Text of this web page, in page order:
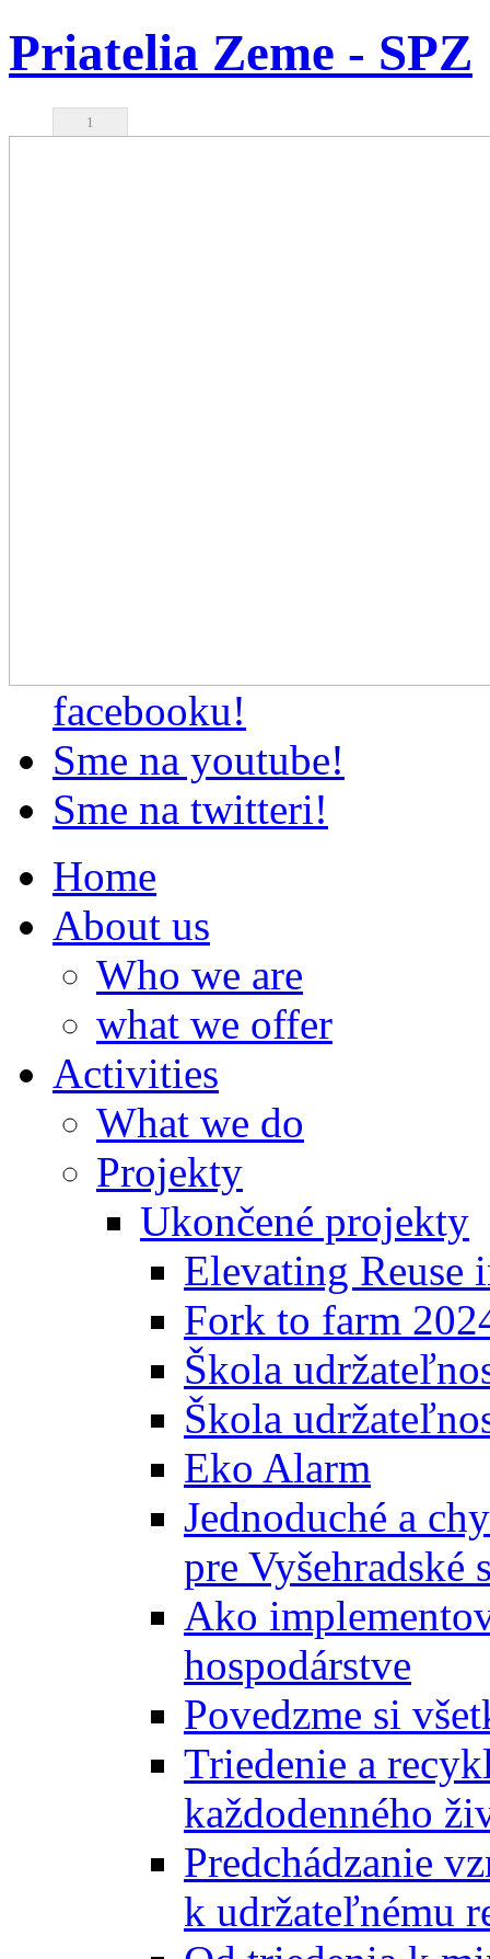
Priatelia Zeme - SPZ
1
facebooku!
Sme na youtube!
Sme na twitteri!
Home
About us
Who we are
what we offer
Activities
What we do
Projekty
Ukončené projekty
Elevating Reuse
Fork to farm
Škola
Škola
Eko Alarm
Jednoduché a
pre Vyšehradské
Ako
hospodárstve
Povedzme si
Triedenie a
každodenného
Predchádzanie
k udržateľnému